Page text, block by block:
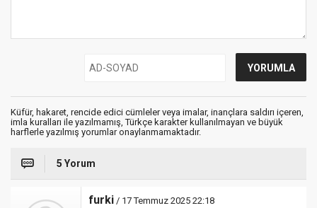
Küfür, hakaret, rencide edici cümleler veya imalar, inançlara saldırı içeren,
imla kuralları ile yazılmamış, Türkçe karakter kullanılmayan ve büyük
harflerle yazılmış yorumlar onaylanmamaktadır.
5 Yorum
furki / 17 Temmuz 2025 22:18